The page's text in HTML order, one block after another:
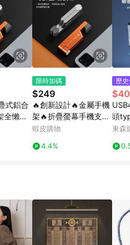
訂單如有使用東森購物
森幣、樂透金、東森現金
森購物ETMall之結帳頁面
最高回饋點數」機制(特
訂單中同一商品不論件數
所設定的回饋機制為準。
東森購物ETMall銷售網
贈點爭議，請務必於訂單
若超過180天(含)以上進
數紅包僅限指定商品使
之適用商品與使用條件
式鋁合
全懶人
端創意
限時加碼
$249
🔥創新設計🔥金屬手機
架🔥折疊螢幕手機支架
懶人支架 ipad支架 小
追劇新款合金屬支架 一
蝦皮購物
4.4%
歷
頭
w快
擴展
東森